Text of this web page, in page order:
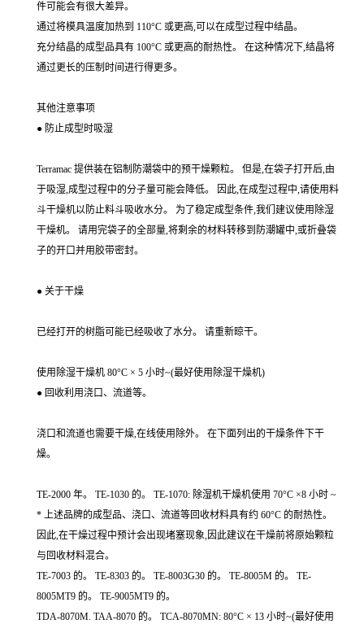
件可能会有很大差异。
通过将模具温度加热到 110°C 或更高,可以在成型过程中结晶。
充分结晶的成型品具有 100°C 或更高的耐热性。 在这种情况下,结晶将
通过更长的压制时间进行得更多。
其他注意事项
● 防止成型时吸湿
Terramac 提供装在铝制防潮袋中的预干燥颗粒。 但是,在袋子打开后,由
于吸湿,成型过程中的分子量可能会降低。 因此,在成型过程中,请使用料
斗干燥机以防止料斗吸收水分。 为了稳定成型条件,我们建议使用除湿
干燥机。 请用完袋子的全部量,将剩余的材料转移到防潮罐中,或折叠袋
子的开口并用胶带密封。
● 关于干燥
已经打开的树脂可能已经吸收了水分。 请重新晾干。
使用除湿干燥机 80°C × 5 小时~(最好使用除湿干燥机)
● 回收利用浇口、流道等。
浇口和流道也需要干燥,在线使用除外。 在下面列出的干燥条件下干
燥。
TE-2000 年。 TE-1030 的。 TE-1070: 除湿机干燥机使用 70°C ×8 小时 ~
* 上述品牌的成型品、浇口、流道等回收材料具有约 60°C 的耐热性。
因此,在干燥过程中预计会出现堵塞现象,因此建议在干燥前将原始颗粒
与回收材料混合。
TE-7003 的。 TE-8303 的。 TE-8003G30 的。 TE-8005M 的。 TE-
8005MT9 的。 TE-9005MT9 的。
TDA-8070M. TAA-8070 的。 TCA-8070MN: 80°C × 13 小时~(最好使用